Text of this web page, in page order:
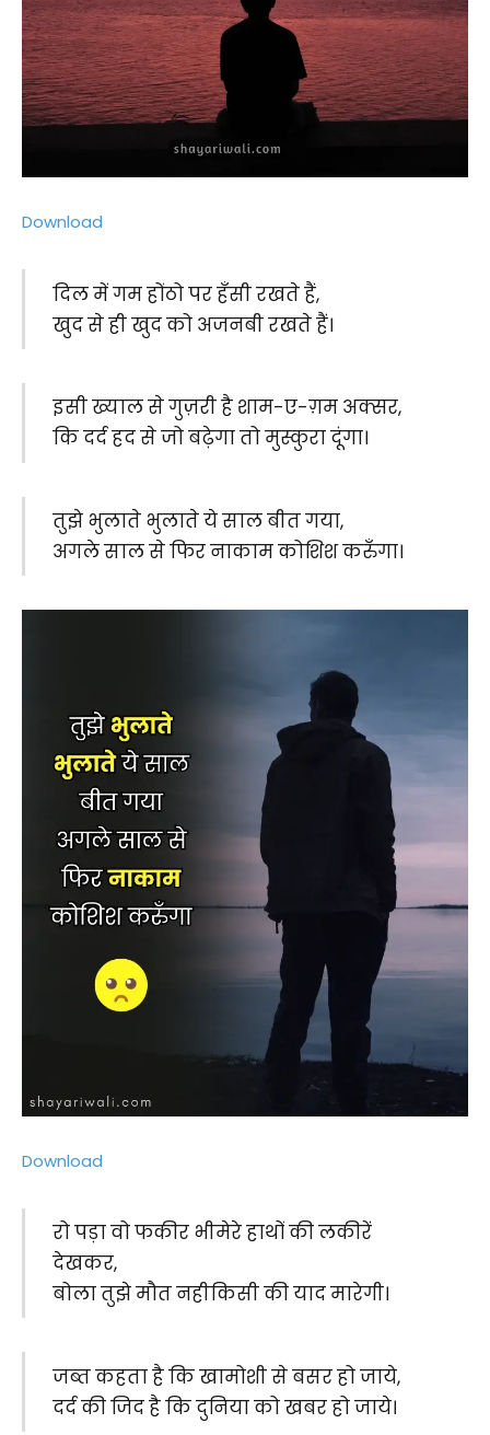
Download
दिल में गम होंठो पर हँसी रखते हैं,
खुद से ही खुद को अजनबी रखते हैं।
इसी ख्याल से गुज़री है शाम-ए-ग़म अक्सर,
कि दर्द हद से जो बढ़ेगा तो मुस्कुरा दूंगा।
तुझे भुलाते भुलाते ये साल बीत गया,
अगले साल से फिर नाकाम कोशिश करुँगा।
Download
रो पड़ा वो फकीर भीमेरे हाथों की लकीरें
देखकर,
बोला तुझे मौत नहीकिसी की याद मारेगी।
जब्त कहता है कि खामोशी से बसर हो जाये,
दर्द की जिद है कि दुनिया को खबर हो जाये।